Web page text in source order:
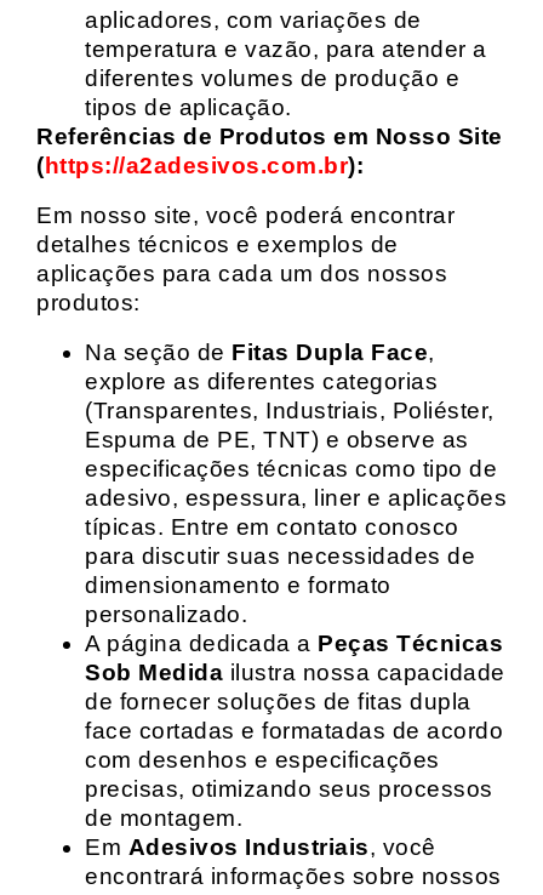
aplicadores, com variações de
temperatura e vazão, para atender a
diferentes volumes de produção e
tipos de aplicação.
Referências de Produtos em Nosso Site
(https://a2adesivos.com.br):
Em nosso site, você poderá encontrar
detalhes técnicos e exemplos de
aplicações para cada um dos nossos
produtos:
Na seção de Fitas Dupla Face,
explore as diferentes categorias
(Transparentes, Industriais, Poliéster,
Espuma de PE, TNT) e observe as
especificações técnicas como tipo de
adesivo, espessura, liner e aplicações
típicas. Entre em contato conosco
para discutir suas necessidades de
dimensionamento e formato
personalizado.
A página dedicada a Peças Técnicas
Sob Medida ilustra nossa capacidade
de fornecer soluções de fitas dupla
face cortadas e formatadas de acordo
com desenhos e especificações
precisas, otimizando seus processos
de montagem.
Em Adesivos Industriais, você
encontrará informações sobre nossos